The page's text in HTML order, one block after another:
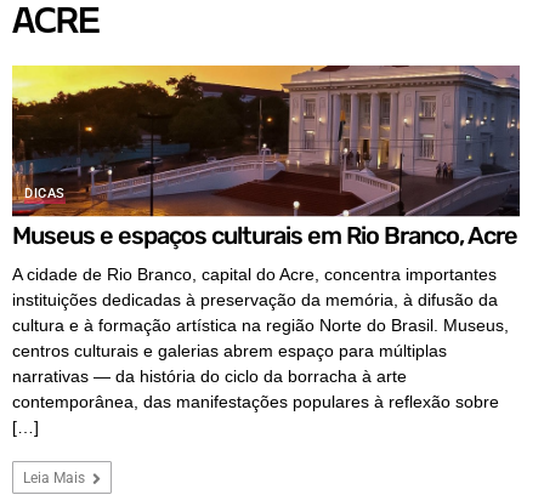
ACRE
DICAS
Museus e espaços culturais em Rio Branco, Acre
A cidade de Rio Branco, capital do Acre, concentra importantes
instituições dedicadas à preservação da memória, à difusão da
cultura e à formação artística na região Norte do Brasil. Museus,
centros culturais e galerias abrem espaço para múltiplas
narrativas — da história do ciclo da borracha à arte
contemporânea, das manifestações populares à reflexão sobre
[…]
Leia Mais